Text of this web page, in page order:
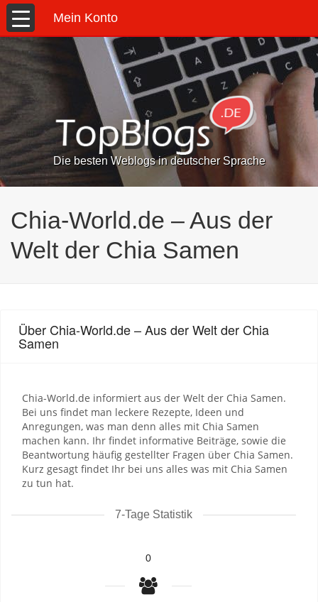
Mein Konto
Die besten Weblogs in deutscher Sprache
Chia-World.de – Aus der
Welt der Chia Samen
Über Chia-World.de – Aus der Welt der Chia
Samen
Chia-World.de informiert aus der Welt der Chia Samen.
Bei uns findet man leckere Rezepte, Ideen und
Anregungen, was man denn alles mit Chia Samen
machen kann. Ihr findet informative Beiträge, sowie die
Beantwortung häufig gestellter Fragen über Chia Samen.
Kurz gesagt findet Ihr bei uns alles was mit Chia Samen
zu tun hat.
7-Tage Statistik
0